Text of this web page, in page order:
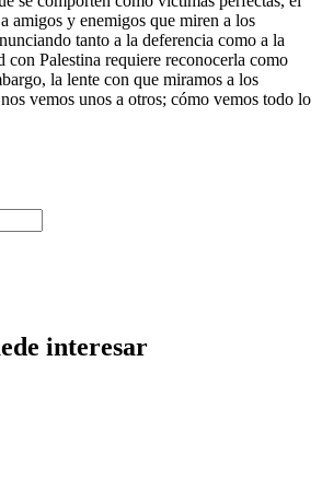
amigos y enemigos que miren a los
tanto a la deferencia como a la
con Palestina requiere reconocerla como
la lente con que miramos a los
vemos unos a otros; cómo vemos todo lo
interesar